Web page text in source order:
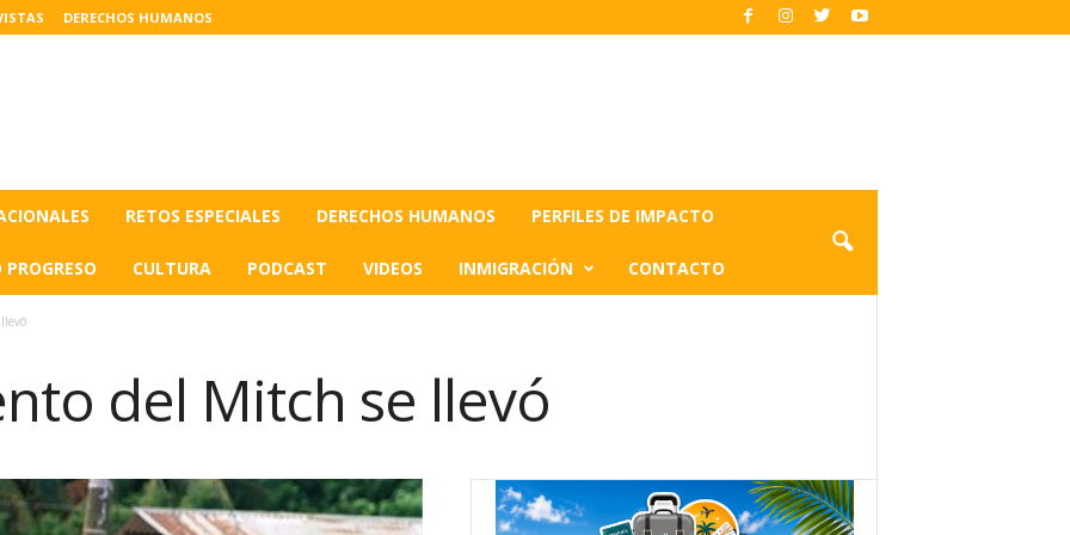
DERECHOS HUMANOS
RETOS ESPECIALES DERECHOS HUMANOS PERFILES DE IMPACTO
PROGRESO CULTURA PODCAST VIDEOS INMIGRACIÓN CONTACTO
del Mitch se llevó